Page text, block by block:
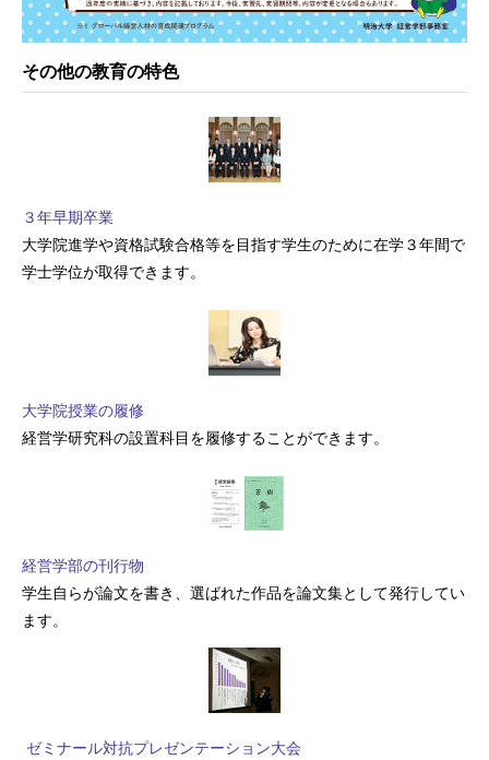
その他の教育の特色
３年早期卒業
大学院進学や資格試験合格等を目指す学生のために在学３年間で
学士学位が取得できます。
大学院授業の履修
経営学研究科の設置科目を履修することができます。
経営学部の刊行物
学生自らが論文を書き、選ばれた作品を論文集として発行してい
ます。
ゼミナール対抗プレゼンテーション大会